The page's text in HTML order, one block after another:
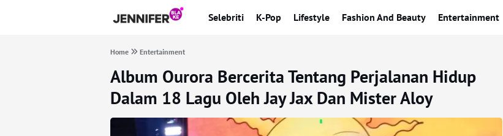
Selebriti K-Pop Lifestyle Fashion And Beauty Entertainment
Home Entertainment
Album Ourora Bercerita Tentang Perjalanan Hidup
Dalam 18 Lagu Oleh Jay Jax Dan Mister Aloy